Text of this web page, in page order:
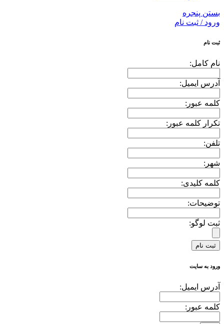
بستن پنجره
ورود / ثبت نام
ثبت نام
نام کامل:
آدرس ایمیل:
کلمه عبور:
تکرار کلمه عبور:
تلفن:
شهر:
کلمه کلیدی:
توضیحات:
ثبت لوگو:
ورود به سایت
آدرس ايميل:
کلمه عبور: